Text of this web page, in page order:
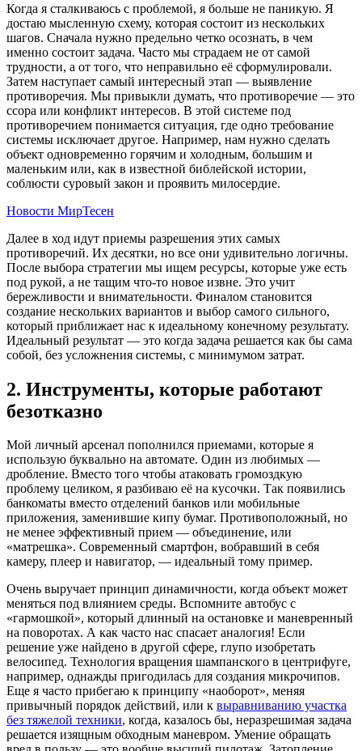
Когда я сталкиваюсь с проблемой, я больше не паникую. Я
достаю мысленную схему, которая состоит из нескольких
шагов. Сначала нужно предельно четко осознать, в чем
именно состоит задача. Часто мы страдаем не от самой
трудности, а от того, что неправильно её сформулировали.
Затем наступает самый интересный этап — выявление
противоречия. Мы привыкли думать, что противоречие — это
ссора или конфликт интересов. В этой системе под
противоречием понимается ситуация, где одно требование
системы исключает другое. Например, нам нужно сделать
объект одновременно горячим и холодным, большим и
маленьким или, как в известной библейской истории,
соблюсти суровый закон и проявить милосердие.
Новости МирТесен
Далее в ход идут приемы разрешения этих самых
противоречий. Их десятки, но все они удивительно логичны.
После выбора стратегии мы ищем ресурсы, которые уже есть
под рукой, а не тащим что-то новое извне. Это учит
бережливости и внимательности. Финалом становится
создание нескольких вариантов и выбор самого сильного,
который приближает нас к идеальному конечному результату.
Идеальный результат — это когда задача решается как бы сама
собой, без усложнения системы, с минимумом затрат.
2. Инструменты, которые работают
безотказно
Мой личный арсенал пополнился приемами, которые я
использую буквально на автомате. Один из любимых —
дробление. Вместо того чтобы атаковать громоздкую
проблему целиком, я разбиваю её на кусочки. Так появились
банкоматы вместо отделений банков или мобильные
приложения, заменившие кипу бумаг. Противоположный, но
не менее эффективный прием — объединение, или
«матрешка». Современный смартфон, вобравший в себя
камеру, плеер и навигатор, — идеальный тому пример.
Очень выручает принцип динамичности, когда объект может
меняться под влиянием среды. Вспомните автобус с
«гармошкой», который длинный на остановке и маневренный
на поворотах. А как часто нас спасает аналогия! Если
решение уже найдено в другой сфере, глупо изобретать
велосипед. Технология вращения шампанского в центрифуге,
например, однажды пригодилась для создания микрочипов.
Еще я часто прибегаю к принципу «наоборот», меняя
привычный порядок действий, или к выравниванию участка
без тяжелой техники, когда, казалось бы, неразрешимая задача
решается изящным обходным маневром. Умение обращать